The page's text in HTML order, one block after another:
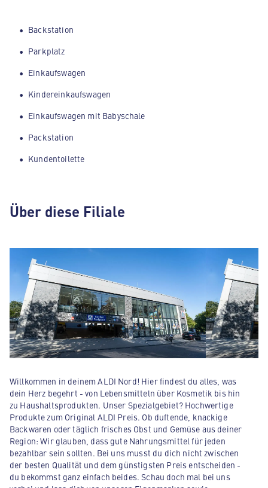
Backstation
Parkplatz
Einkaufswagen
Kindereinkaufswagen
Einkaufswagen mit Babyschale
Packstation
Kundentoilette
Über diese Filiale
Willkommen in deinem ALDI Nord! Hier findest du alles, was
dein Herz begehrt - von Lebensmitteln über Kosmetik bis hin
zu Haushaltsprodukten. Unser Spezialgebiet? Hochwertige
Produkte zum Original ALDI Preis. Ob duftende, knackige
Backwaren oder täglich frisches Obst und Gemüse aus deiner
Region: Wir glauben, dass gute Nahrungsmittel für jeden
bezahlbar sein sollten. Bei uns musst du dich nicht zwischen
der besten Qualität und dem günstigsten Preis entscheiden -
du bekommst ganz einfach beides. Schau doch mal bei uns